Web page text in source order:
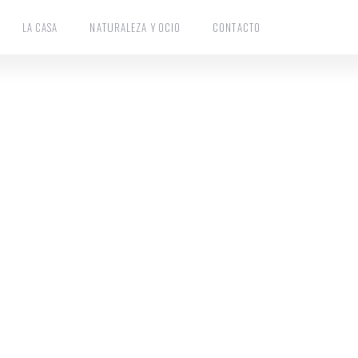
LA CASA NATURALEZA Y OCIO CONTACTO